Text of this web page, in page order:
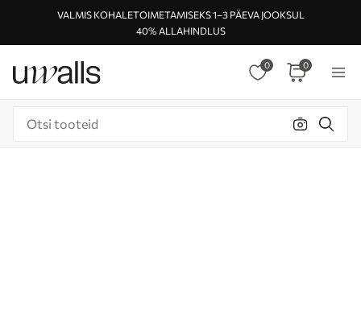
VALMIS KOHALETOIMETAMISEKS 1–3 PÄEVA JOOKSUL
40% ALLAHINDLUS
0 0